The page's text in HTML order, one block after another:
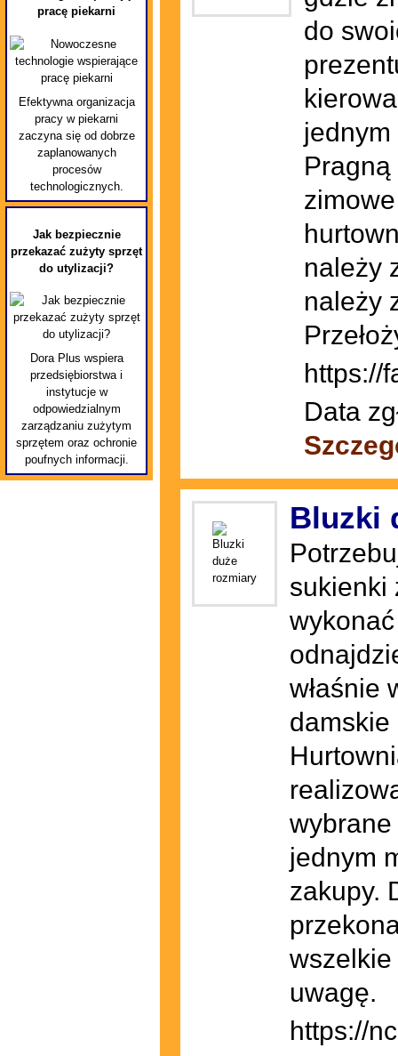
pracę piekarni
Efektywna organizacja
pracy w piekarni
zaczyna się od dobrze
zaplanowanych
procesów
technologicznych.
Jak bezpiecznie
przekazać zużyty sprzęt
do utylizacji?
Dora Plus wspiera
przedsiębiorstwa i
instytucje w
odpowiedzialnym
zarządzaniu zużytym
sprzętem oraz ochronie
poufnych informacji.
do
należy
należy
https://
Data
Bluzki
sukienki
właśnie
damskie
jednym
zakupy.
uwagę.
https://